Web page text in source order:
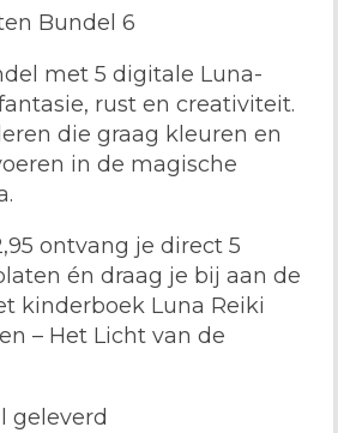
Bundel 6
met 5 digitale Luna-
rust en creativiteit.
die graag kleuren en
in de magische
ontvang je direct 5
én draag je bij aan de
kinderboek Luna Reiki
– Het Licht van de
geleverd